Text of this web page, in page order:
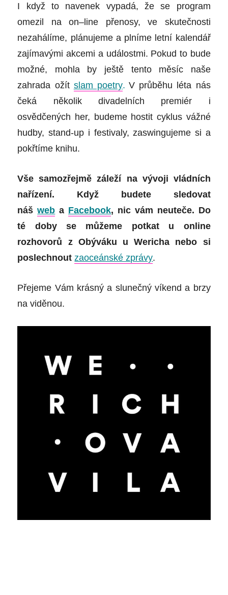
I když to navenek vypadá, že se program
omezil na on– line přenosy, ve skutečnosti
nezahálíme, plánujeme a plníme letní kalendář
zajímavými akcemi a událostmi. Pokud to bude
možné, mohla by ještě tento měsíc naše
zahrada ožít slam poetry. V průběhu léta nás
čeká několik divadelních premiér i
osvědčených her, budeme hostit cyklus vážné
hudby, stand-up i festivaly, zaswingujeme si a
pokřtíme knihu.
Vše samozřejmě záleží na vývoji vládních
nařízení. Když budete sledovat
nášweb a Facebook, nic vám neuteče. Do
té doby se můžeme potkat u online
rozhovorů z Obýváku u Wericha nebo si
poslechnout zaoceánské zprávy.
Přejeme Vám krásný a slunečný víkend a brzy
na viděnou.